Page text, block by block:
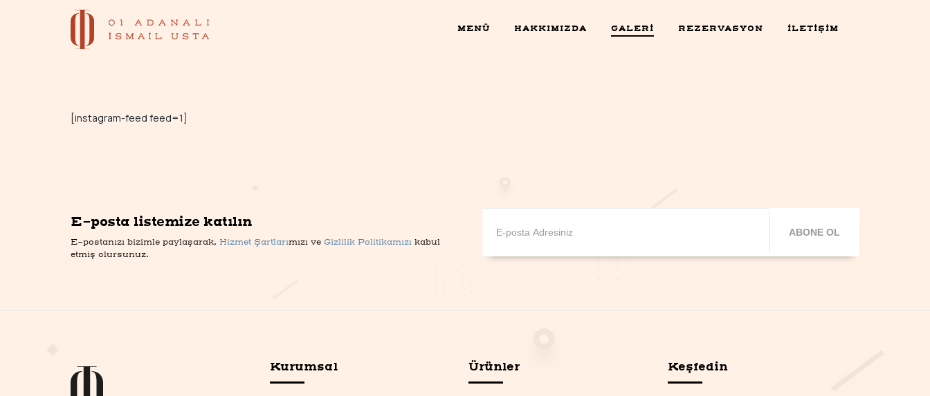
MENÜ HAKKIMIZDA GALERİ REZERVASYON İLETİŞİM
[instagram-feed feed=1]
E-posta listemize katılın
E-postanızı bizimle paylaşarak, Hizmet Şartlarımızı ve Gizlilik Politikamızı kabul
etmiş olursunuz.
ABONE OL
Kurumsal Ürünler Keşfedin